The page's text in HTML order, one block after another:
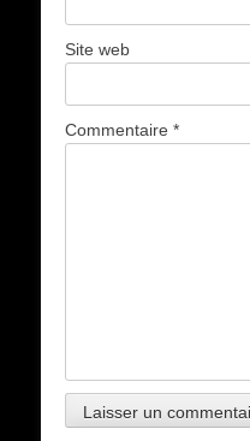
Site web
Commentaire *